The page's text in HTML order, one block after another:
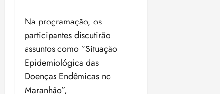
Na programação, os
participantes discutirão
assuntos como “Situação
Epidemiológica das
Doenças Endêmicas no
Maranhão”,